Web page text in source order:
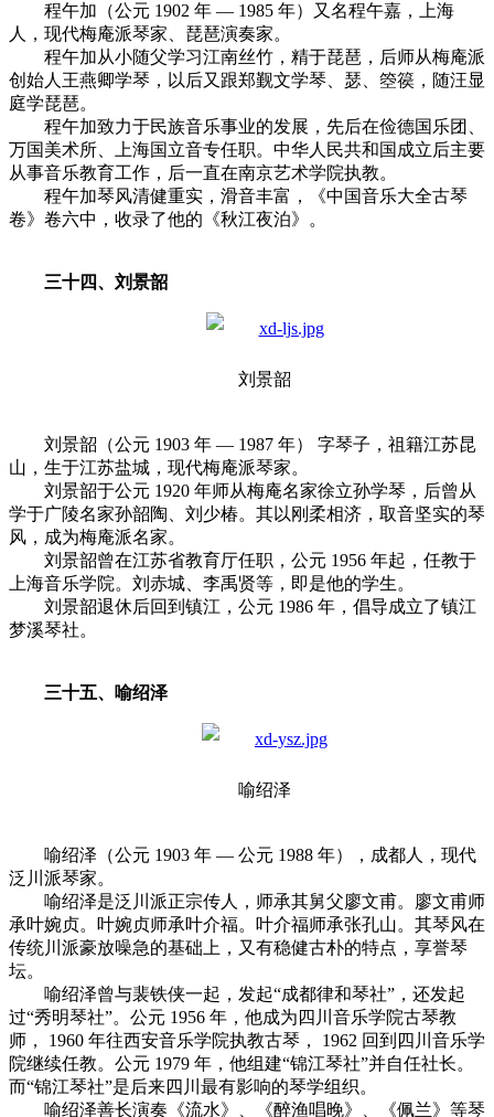
程午加（公元 1902 年 — 1985 年）又名程午嘉，上海
人，现代梅庵派琴家、琵琶演奏家。
程午加从小随父学习江南丝竹，精于琵琶，后师从梅庵派
创始人王燕卿学琴，以后又跟郑觐文学琴、瑟、箜篌，随汪显
庭学琵琶。
程午加致力于民族音乐事业的发展，先后在俭德国乐团、
万国美术所、上海国立音专任职。中华人民共和国成立后主要
从事音乐教育工作，后一直在南京艺术学院执教。
程午加琴风清健重实，滑音丰富，《中国音乐大全古琴
卷》卷六中，收录了他的《秋江夜泊》。
三十四、刘景韶
刘景韶
刘景韶（公元 1903 年 — 1987 年） 字琴子，祖籍江苏昆
山，生于江苏盐城，现代梅庵派琴家。
刘景韶于公元 1920 年师从梅庵名家徐立孙学琴，后曾从
学于广陵名家孙韶陶、刘少椿。其以刚柔相济，取音坚实的琴
风，成为梅庵派名家。
刘景韶曾在江苏省教育厅任职，公元 1956 年起，任教于
上海音乐学院。刘赤城、李禹贤等，即是他的学生。
刘景韶退休后回到镇江，公元 1986 年，倡导成立了镇江
梦溪琴社。
三十五、喻绍泽
喻绍泽
喻绍泽（公元 1903 年 — 公元 1988 年），成都人，现代
泛川派琴家。
喻绍泽是泛川派正宗传人，师承其舅父廖文甫。廖文甫师
承叶婉贞。叶婉贞师承叶介福。叶介福师承张孔山。其琴风在
传统川派豪放噪急的基础上，又有稳健古朴的特点，享誉琴
坛。
喻绍泽曾与裴铁侠一起，发起“成都律和琴社”，还发起
过“秀明琴社”。公元 1956 年，他成为四川音乐学院古琴教
师， 1960 年往西安音乐学院执教古琴， 1962 回到四川音乐学
院继续任教。公元 1979 年，他组建“锦江琴社”并自任社长。
而“锦江琴社”是后来四川最有影响的琴学组织。
喻绍泽善长演奏《流水》、《醉渔唱晚》、《佩兰》等琴